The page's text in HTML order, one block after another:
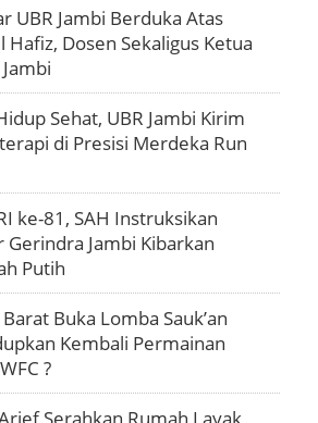
UBR Jambi Berduka Atas
Hafiz, Dosen Sekaligus Ketua
Jambi
Sehat, UBR Jambi Kirim
di Presisi Merdeka Run
ke-81, SAH Instruksikan
Gerindra Jambi Kibarkan
Putih
Buka Lomba Sauk’an
Kembali Permainan
?